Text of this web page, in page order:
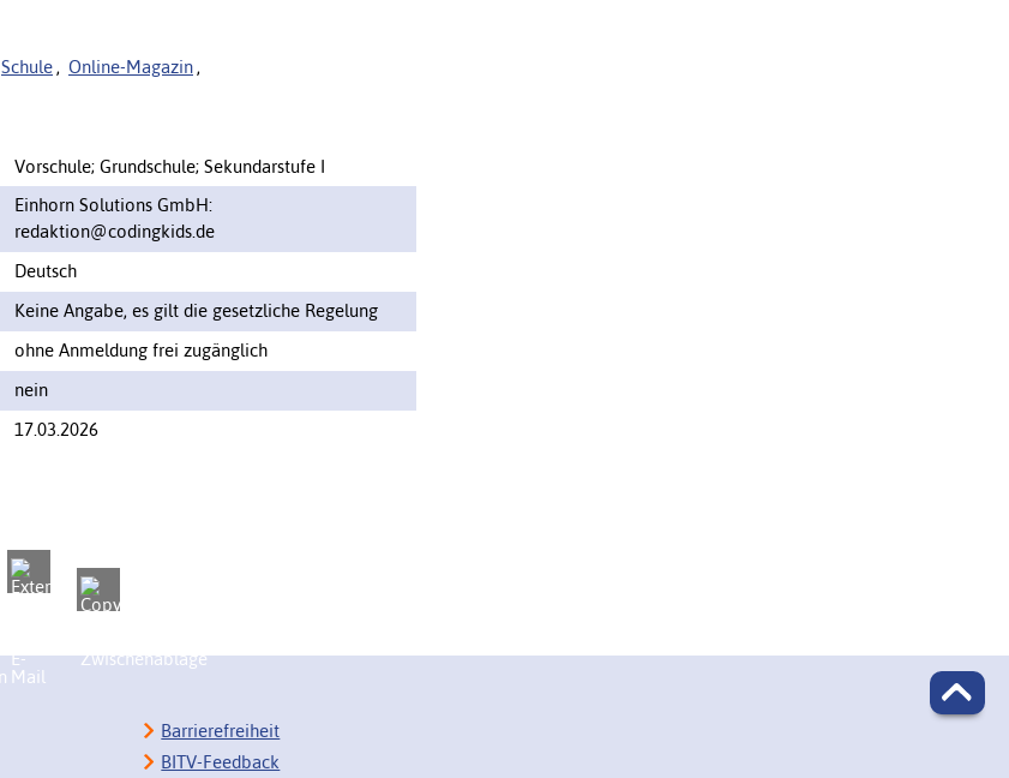
Schule , Online-Magazin ,
Vorschule; Grundschule; Sekundarstufe I
Einhorn Solutions GmbH:
redaktion@codingkids.de
Deutsch
Keine Angabe, es gilt die gesetzliche Regelung
ohne Anmeldung frei zugänglich
nein
17.03.2026
Barrierefreiheit
BITV-Feedback